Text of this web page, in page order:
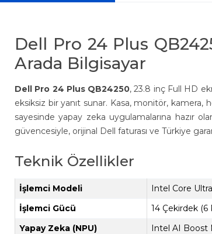
Dell Pro 24 Plus
Arada Bilgisayar
Dell Pro 24 Plus QB24250, 23.8 inç Full HD
eksiksiz bir yanıt sunar. Kasa, monitör,
sayesinde yapay zeka uygulamalarına hazır
güvencesiyle, orijinal Dell faturası ve Türkiye
Teknik Özellikler
İşlemci Modeli
Intel Core
İşlemci Gücü
14 Çekirdek (6
Yapay Zeka (NPU)
Intel AI Boost